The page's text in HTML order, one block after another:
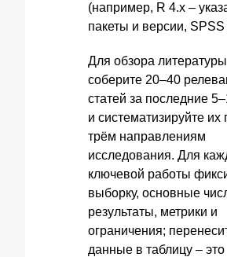
(например, R 4.x –
пакеты и версии, SPSS
Для обзора литературы
соберите 20–40
статей за последние
и систематизируйте их
трём направлениям
исследования. Для
ключевой работы
выборку, основные
результаты, метрики и
ограничения;
данные в таблицу – это